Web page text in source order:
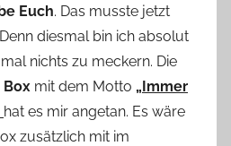
n
Y
v
o
n
n
Euch. Das musste jetzt
diesmal bin ich absolut
nichts zu meckern. Die
Box mit dem Motto „Immer
hat es mir angetan. Es wäre
zusätzlich mit im